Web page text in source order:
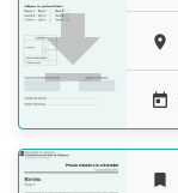
 

